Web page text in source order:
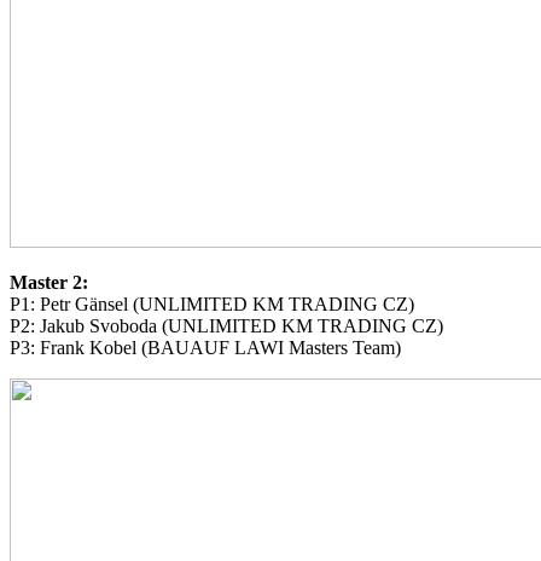
Master 2:
P1: Petr Gänsel (UNLIMITED KM TRADING CZ)
P2: Jakub Svoboda (UNLIMITED KM TRADING CZ)
P3: Frank Kobel (BAUAUF LAWI Masters Team)